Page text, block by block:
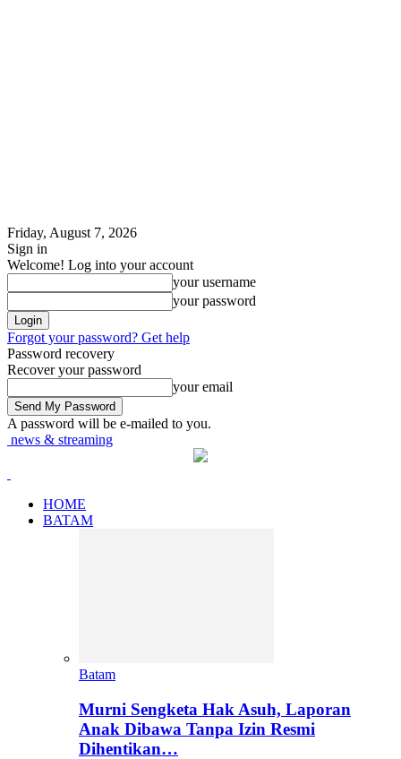
Friday, August 7, 2026
Sign in
Welcome! Log into your account
your username
your password
Forgot your password? Get help
Password recovery
Recover your password
your email
A password will be e-mailed to you.
news & streaming
HOME
BATAM
Batam
Murni Sengketa Hak Asuh, Laporan
Anak Dibawa Tanpa Izin Resmi
Dihentikan…